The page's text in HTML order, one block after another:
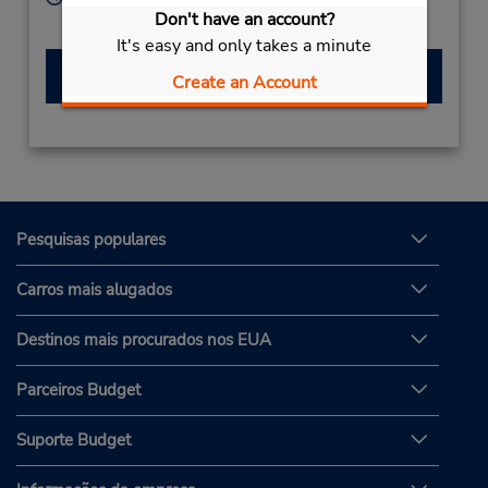
Don't have an account?
It's easy and only takes a minute
Create an Account
Serviço de retirada gratuito disponível
Fazer uma reserva
Pesquisas populares
Carros mais alugados
Destinos mais procurados nos EUA
Parceiros Budget
Suporte Budget